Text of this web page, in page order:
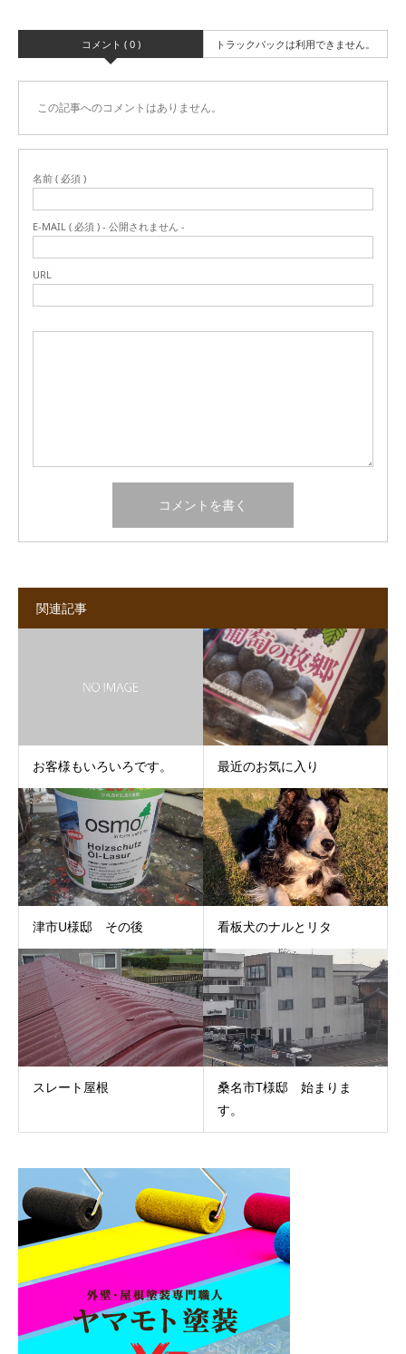
コメント ( 0 ) トラックバックは利用できません。
この記事へのコメントはありません。
名前 ( 必須 )
E-MAIL ( 必須 ) - 公開されません -
URL
関連記事
お客様もいろいろです。 最近のお気に入り
津市U様邸 その後 看板犬のナルとリタ
スレート屋根
桑名市T様邸 始まりま
す。